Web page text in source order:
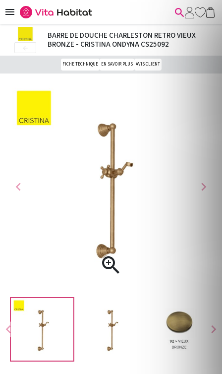
 
chevron_left chevron_right
chevron_left

chevron_right
BARRE DE DOUCHE CHARLESTON RETRO VIEUX
BRONZE - CRISTINA ONDYNA CS25092
FICHE TECHNIQUE EN SAVOIR PLUS AVIS CLIENT